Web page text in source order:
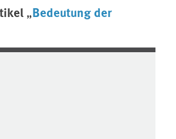
„Bedeutung der